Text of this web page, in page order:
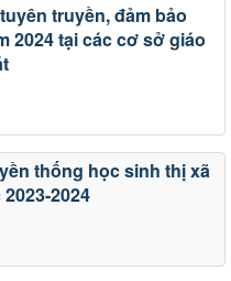
truyền, đảm bảo
2024 tại các cơ sở giáo
thống học sinh thị xã
2024